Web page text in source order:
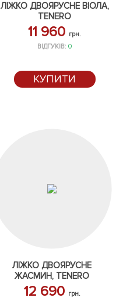
ЛІЖКО ДВОЯРУСНЕ ВІОЛА,
TENERO
11 960 грн.
ВІДГУКІВ:0
КУПИТИ
ЛІЖКО ДВОЯРУСНЕ
ЖАСМИН, TENERO
12 690 грн.